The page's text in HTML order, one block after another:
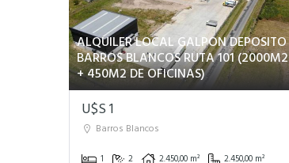
ALQUILER LOCAL GALPON DEPOSITO
BARROS BLANCOS RUTA 101 (2000M2
+ 450M2 DE OFICINAS)
U$S 1
Barros Blancos
1 2 2.450,00 m² 2.450,00 m²